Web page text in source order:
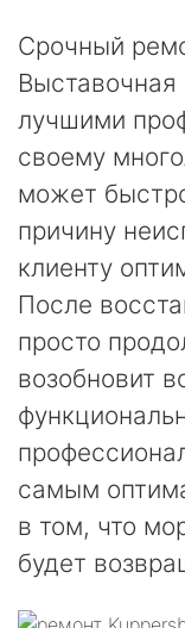
Срочный
лучшими
своему
может
причину
клиенту
После
просто
возобновит
самым
в том, что
будет